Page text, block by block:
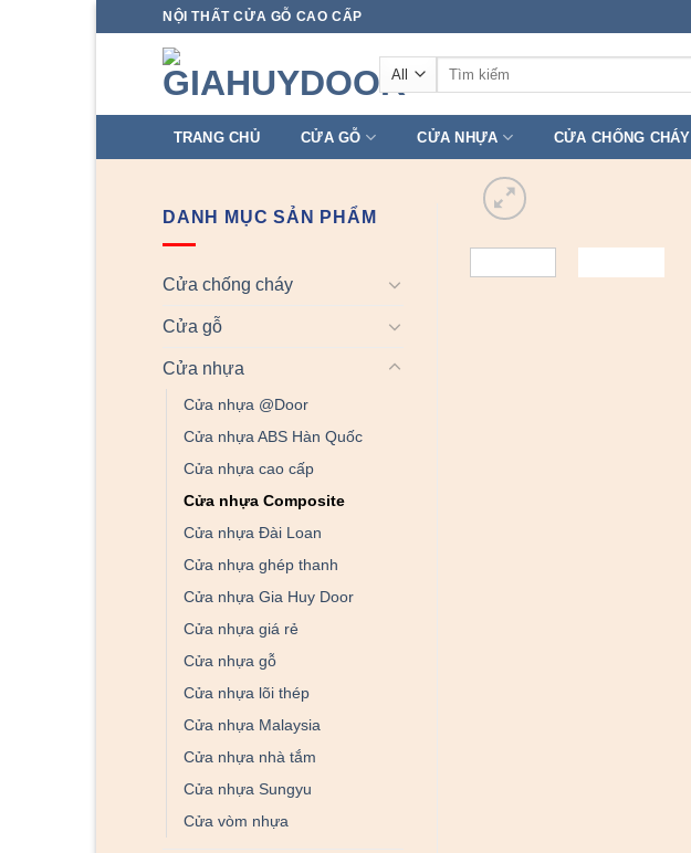
NỘI THẤT CỬA GỖ CAO CẤP
Tìm
TRANG CHỦ CỬA GỖ CỬA NHỰA CỬA CHỐNG CHÁY
DANH MỤC SẢN PHẨM
Cửa chống cháy
Cửa gỗ
Cửa nhựa
Cửa nhựa @Door
Cửa nhựa ABS Hàn Quốc
Cửa nhựa cao cấp
Cửa nhựa Composite
Cửa nhựa Đài Loan
Cửa nhựa ghép thanh
Cửa nhựa Gia Huy Door
Cửa nhựa giá rẻ
Cửa nhựa gỗ
Cửa nhựa lõi thép
Cửa nhựa Malaysia
Cửa nhựa nhà tắm
Cửa nhựa Sungyu
Cửa vòm nhựa